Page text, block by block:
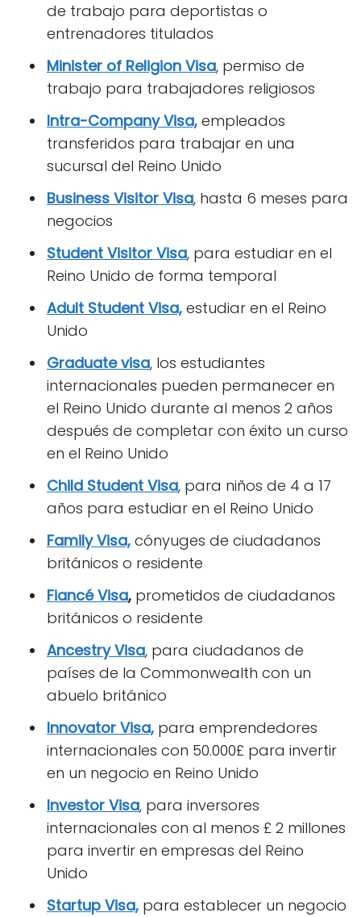
de trabajo para deportistas o
entrenadores titulados
Minister of Religion Visa, permiso de
trabajo para trabajadores religiosos
Intra-Company Visa, empleados
transferidos para trabajar en una
sucursal del Reino Unido
Business Visitor Visa, hasta 6 meses para
negocios
Student Visitor Visa, para estudiar en el
Reino Unido de forma temporal
Adult Student Visa, estudiar en el Reino
Unido
Graduate visa, los estudiantes
internacionales pueden permanecer en
el Reino Unido durante al menos 2 años
después de completar con éxito un curso
en el Reino Unido
Child Student Visa, para niños de 4 a 17
años para estudiar en el Reino Unido
Family Visa, cónyuges de ciudadanos
británicos o residente
Fiancé Visa, prometidos de ciudadanos
británicos o residente
Ancestry Visa, para ciudadanos de
países de la Commonwealth con un
abuelo británico
Innovator Visa, para emprendedores
internacionales con 50.000£ para invertir
en un negocio en Reino Unido
Investor Visa, para inversores
internacionales con al menos £ 2 millones
para invertir en empresas del Reino
Unido
Startup Visa, para establecer un negocio